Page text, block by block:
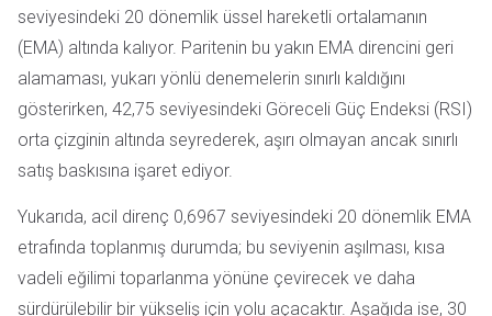
seviyesindeki 20 dönemlik üssel hareketli ortalamanın
(EMA) altında kalıyor. Paritenin bu yakın EMA direncini geri
alamaması, yukarı yönlü denemelerin sınırlı kaldığını
gösterirken, 42,75 seviyesindeki Göreceli Güç Endeksi (RSI)
orta çizginin altında seyrederek, aşırı olmayan ancak sınırlı
satış baskısına işaret ediyor.
Yukarıda, acil direnç 0,6967 seviyesindeki 20 dönemlik EMA
etrafında toplanmış durumda; bu seviyenin aşılması, kısa
vadeli eğilimi toparlanma yönüne çevirecek ve daha
sürdürülebilir bir yükseliş için yolu açacaktır. Aşağıda ise, 30